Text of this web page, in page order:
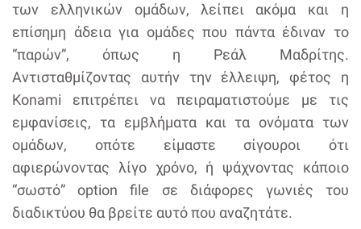
των ελληνικών ομάδων, λείπει ακόμα και η
επίσημη άδεια για ομάδες που πάντα έδιναν το
“παρών”, όπως η Ρεάλ Μαδρίτης.
Αντισταθμίζοντας αυτήν την έλλειψη, φέτος η
Konami επιτρέπει να πειραματιστούμε με τις
εμφανίσεις, τα εμβλήματα και τα ονόματα των
ομάδων, οπότε είμαστε σίγουροι ότι
αφιερώνοντας λίγο χρόνο, ή ψάχνοντας κάποιο
“σωστό” option file σε διάφορες γωνιές του
διαδικτύου θα βρείτε αυτό που αναζητάτε.